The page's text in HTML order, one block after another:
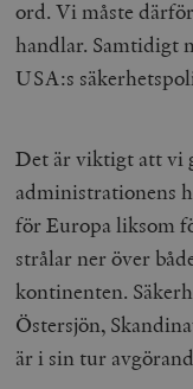
ord. Vi måste
handlar. Samtidigt
USA:s
Det är viktigt att vi
administrationens
för Europa liksom
strålar ner över
kontinenten.
Östersjön,
är i sin tur